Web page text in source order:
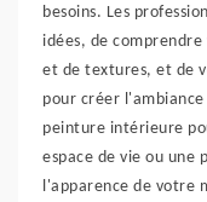
besoins. Les
idées, de
et de textures, et de
pour créer
peinture intérieure
espace de vie ou une
l'apparence de votre